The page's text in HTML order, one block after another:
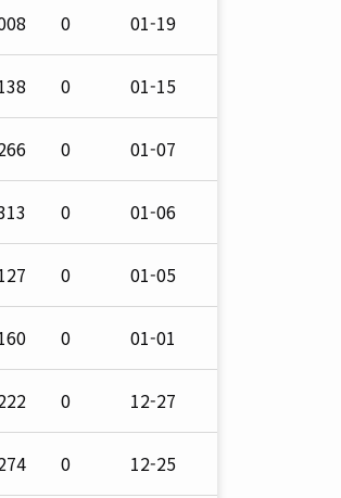
0 01-19
0 01-15
0 01-07
0 01-06
0 01-05
0 01-01
0 12-27
0 12-25